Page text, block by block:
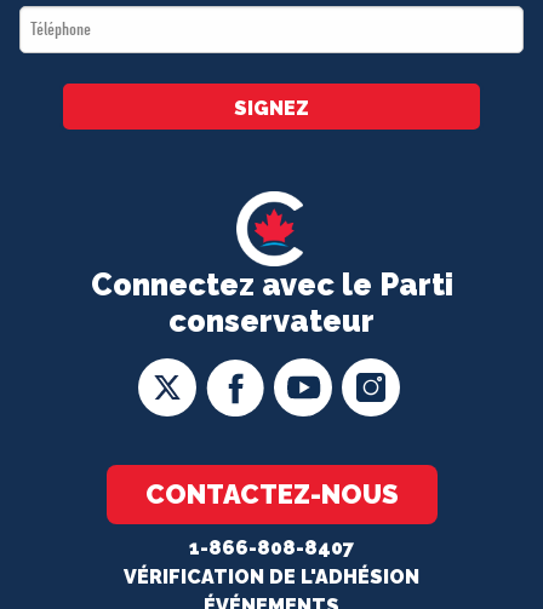
Connectez avec le Parti
conservateur
CONTACTEZ-NOUS
1-866-808-8407
VÉRIFICATION DE L'ADHÉSION
Téléphone
*
SIGNEZ